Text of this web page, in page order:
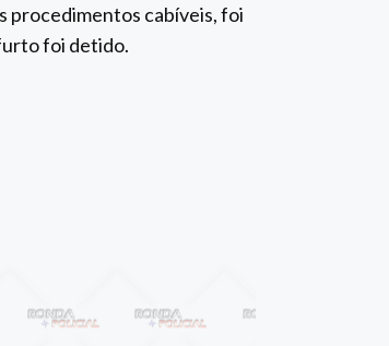
procedimentos cabíveis, foi
foi detido.